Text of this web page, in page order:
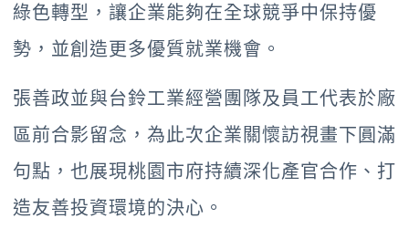
綠色轉型，讓企業能夠在全球競爭中保持優
勢，並創造更多優質就業機會。
張善政並與台鈴工業經營團隊及員工代表於廠
區前合影留念，為此次企業關懷訪視畫下圓滿
句點，也展現桃園市府持續深化產官合作、打
造友善投資環境的決心。